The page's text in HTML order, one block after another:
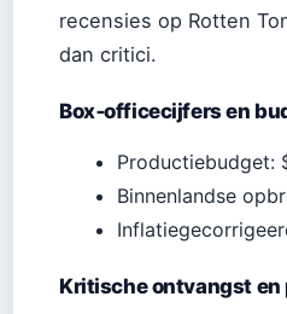
recensies op Rotten
dan critici.
Box‑officecijfers en
Productiebudget:
Binnenlandse
Kritische ontvangst